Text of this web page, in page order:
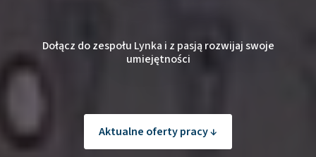
Dołącz do zespołu Lynka i z pasją rozwijaj swoje
umiejętności
Aktualne oferty pracy ↓